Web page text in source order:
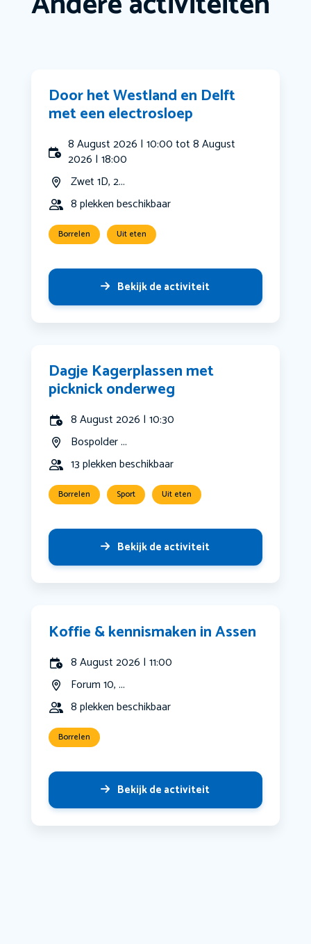
Door het Westland en Delft
met een electrosloep
8 August 2026 | 10:00 tot 8 August
2026 | 18:00
Zwet 1D, 2...
8 plekken beschikbaar
Borrelen Uit eten
Bekijk de activiteit
Dagje Kagerplassen met
picknick onderweg
8 August 2026 | 10:30
Bospolder ...
13 plekken beschikbaar
Borrelen Sport Uit eten
Bekijk de activiteit
Koffie & kennismaken in Assen
8 August 2026 | 11:00
Forum 10, ...
8 plekken beschikbaar
Borrelen
Bekijk de activiteit